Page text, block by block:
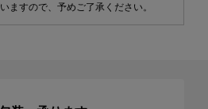
ますので、予めご了承ください。